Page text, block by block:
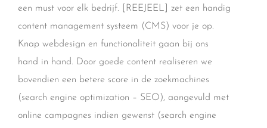
een must voor elk bedrijf. [REEJEEL] zet een handig
content management systeem (CMS) voor je op.
Knap webdesign en functionaliteit gaan bij ons
hand in hand. Door goede content realiseren we
bovendien een betere score in de zoekmachines
(search engine optimization – SEO), aangevuld met
online campagnes indien gewenst (search engine